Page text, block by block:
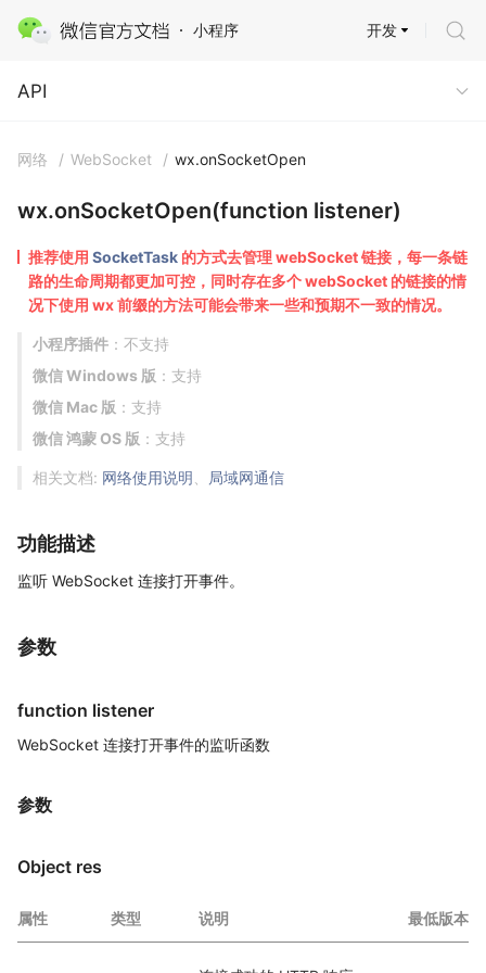
小程序
API
开发
API
网络 / WebSocket / wx.onSocketOpen
wx.onSocketOpen(function listener)
推荐使用 SocketTask 的方式去管理 webSocket 链接，每一条链
路的生命周期都更加可控，同时存在多个 webSocket 的链接的情
况下使用 wx 前缀的方法可能会带来一些和预期不一致的情况。
小程序插件 ：不支持
微信 Windows 版 ：支持
微信 Mac 版 ：支持
微信 鸿蒙 OS 版 ：支持
相关文档: 网络使用说明 局域网通信
功能描述
监听 WebSocket 连接打开事件。
参数
function listener
WebSocket 连接打开事件的监听函数
参数
Object res
属性 类型 说明 最低版本